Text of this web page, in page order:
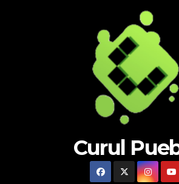
Curul